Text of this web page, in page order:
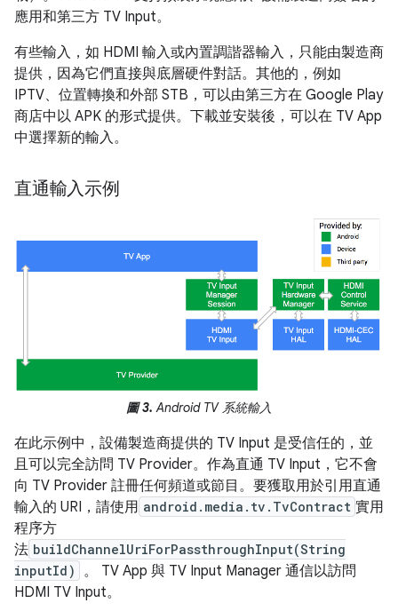
應用和第三方 TV Input。
有些輸入，如 HDMI 輸入或內置調諧器輸入，只能由製造商
提供，因為它們直接與底層硬件對話。其他的，例如
IPTV、位置轉換和外部 STB，可以由第三方在 Google Play
商店中以 APK 的形式提供。下載並安裝後，可以在 TV App
中選擇新的輸入。
直通輸入示例
圖 3. Android TV 系統輸入
在此示例中，設備製造商提供的 TV Input 是受信任的，並
且可以完全訪問 TV Provider。作為直通 TV Input，它不會
向 TV Provider 註冊任何頻道或節目。要獲取用於引用直通
輸入的 URI，請使用 android.media.tv.TvContract 實用
程序方
法 buildChannelUriForPassthroughInput(String
inputId)
。 TV App 與 TV Input Manager 通信以訪問
HDMI TV Input。